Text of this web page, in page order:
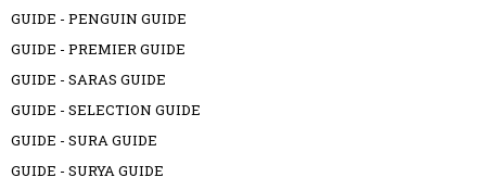
GUIDE - PENGUIN GUIDE
GUIDE - PREMIER GUIDE
GUIDE - SARAS GUIDE
GUIDE - SELECTION GUIDE
GUIDE - SURA GUIDE
GUIDE - SURYA GUIDE